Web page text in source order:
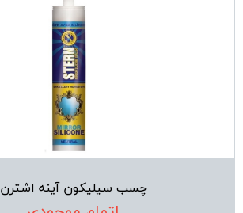
چسب سیلیکون آینه اشترن